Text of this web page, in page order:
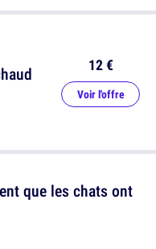
que les chats ont
12 €
Voir l'offre